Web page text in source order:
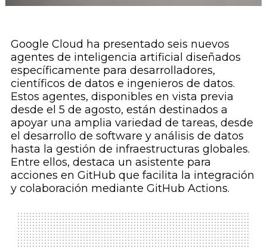
Google Cloud ha presentado seis nuevos
agentes de inteligencia artificial diseñados
específicamente para desarrolladores,
científicos de datos e ingenieros de datos.
Estos agentes, disponibles en vista previa
desde el 5 de agosto, están destinados a
apoyar una amplia variedad de tareas, desde
el desarrollo de software y análisis de datos
hasta la gestión de infraestructuras globales.
Entre ellos, destaca un asistente para
acciones en GitHub que facilita la integración
y colaboración mediante GitHub Actions.